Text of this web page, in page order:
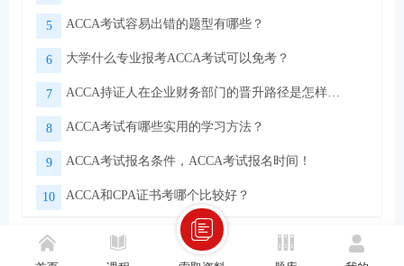
5 ACCA考试容易出错的题型有哪些？
6 大学什么专业报考ACCA考试可以免考？
7 ACCA持证人在企业财务部门的晋升路径是怎样的？
8 ACCA考试有哪些实用的学习方法？
9 ACCA考试报名条件，ACCA考试报名时间！
10 ACCA和CPA证书考哪个比较好？